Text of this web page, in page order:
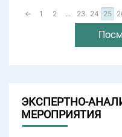
← 1 2 ... 23 24 25
ЭКСПЕРТНО-
МЕРОПРИЯТИЯ